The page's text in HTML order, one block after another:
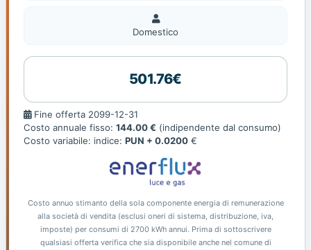
Domestico
Domestico
501.76€
Fine
offerta
Fine offerta 2099-12-31
Costo annuale fisso: 144.00 € (indipendente dal consumo)
Costo variabile: indice: PUN + 0.0200 €
Costo annuo stimanto della sola componente energia di remunerazione
alla società di vendita (esclusi oneri di sistema, distribuzione, iva,
imposte) per consumi di 2700 kWh annui. Prima di sottoscrivere
qualsiasi offerta verifica che sia disponibile anche nel comune di